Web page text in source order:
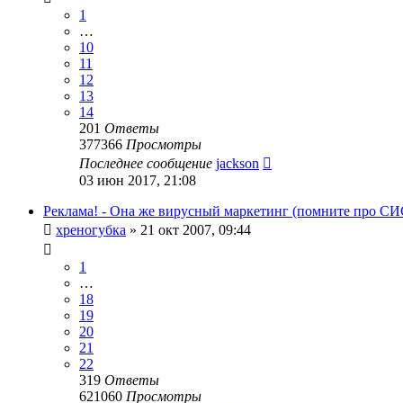
1
…
10
11
12
13
14
201 Ответы
377366 Просмотры
Последнее сообщение jackson
03 июн 2017, 21:08
Реклама! - Она же вирусный маркетинг (помните про
хреногубка » 21 окт 2007, 09:44
1
…
18
19
20
21
22
319 Ответы
621060 Просмотры